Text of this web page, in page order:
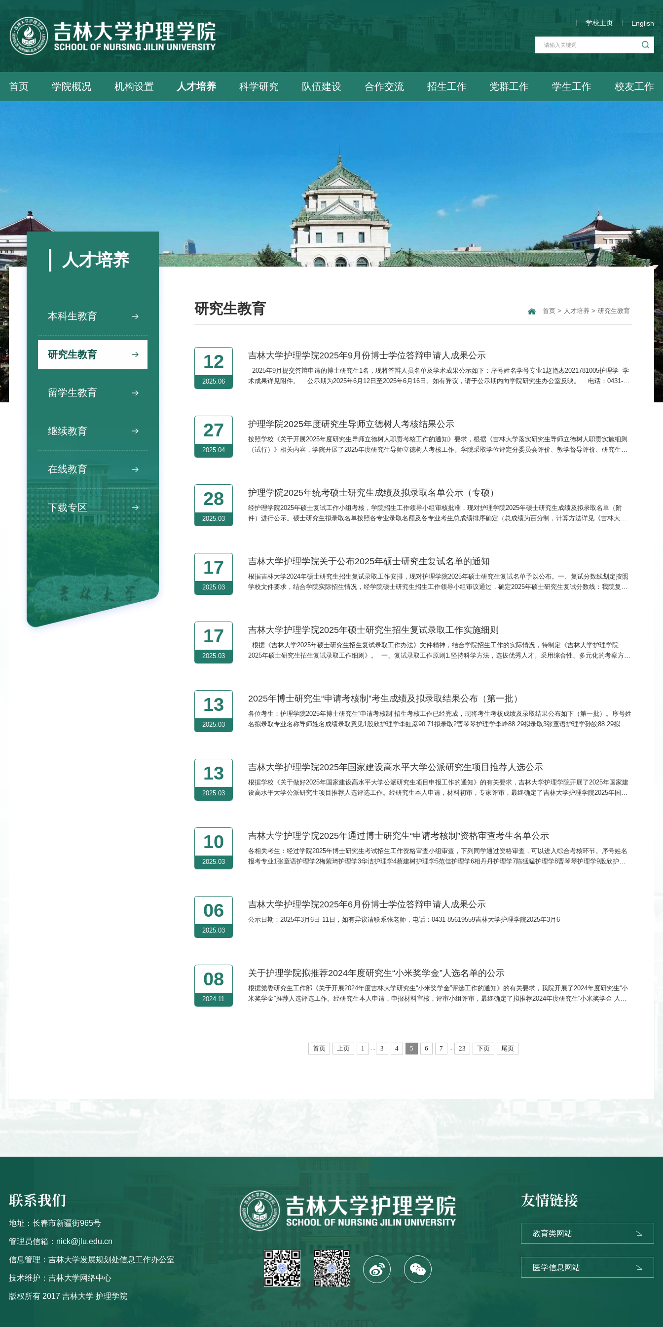
学校主页 English
首页 学院概况 机构设置 人才培养 科学研究 队伍建设 合作交流 招生工作 党群工作 学生工作 校友工作
人才培养
本科生教育
研究生教育
留学生教育
继续教育
在线教育
下载专区
研究生教育 首页 > 人才培养 > 研究生教育
12
2025.06
吉林大学护理学院2025年9月份博士学位答辩申请人成果公示
2025年9月提交答辩申请的博士研究生1名，现将答辩人员名单及学术成果公示如下：序号姓名学号专业1赵艳杰2021781005护理学 学
术成果详见附件。 公示期为2025年6月12日至2025年6月16日。如有异议，请于公示期内向学院研究生办公室反映。 电话：0431-
27
2025.04
护理学院2025年度研究生导师立德树人考核结果公示
按照学校《关于开展2025年度研究生导师立德树人职责考核工作的通知》要求，根据《吉林大学落实研究生导师立德树人职责实施细则
（试行）》相关内容，学院开展了2025年度研究生导师立德树人考核工作。学院采取学位评定分委员会评价、教学督导评价、研究生评
28
2025.03
护理学院2025年统考硕士研究生成绩及拟录取名单公示（专硕）
经护理学院2025年硕士复试工作小组考核，学院招生工作领导小组审核批准，现对护理学院2025年硕士研究生成绩及拟录取名单（附
件）进行公示。硕士研究生拟录取名单按照各专业录取名额及各专业考生总成绩排序确定（总成绩为百分制，计算方法详见《吉林大学
17
2025.03
吉林大学护理学院关于公布2025年硕士研究生复试名单的通知
根据吉林大学2024年硕士研究生招生复试录取工作安排，现对护理学院2025年硕士研究生复试名单予以公布。一、复试分数线划定按照
学校文件要求，结合学院实际招生情况，经学院硕士研究生招生工作领导小组审议通过，确定2025年硕士研究生复试分数线：我院复试
17
2025.03
吉林大学护理学院2025年硕士研究生招生复试录取工作实施细则
根据《吉林大学2025年硕士研究生招生复试录取工作办法》文件精神，结合学院招生工作的实际情况，特制定《吉林大学护理学院
2025年硕士研究生招生复试录取工作细则》。 一、复试录取工作原则1.坚持科学方法，选拔优秀人才。采用综合性、多元化的考察方式
13
2025.03
2025年博士研究生“申请考核制”考生成绩及拟录取结果公布（第一批）
各位考生：护理学院2025年博士研究生“申请考核制”招生考核工作已经完成，现将考生考核成绩及录取结果公布如下（第一批）。序号姓
名拟录取专业名称导师姓名成绩录取意见1殷欣护理学李虹彦90.71拟录取2曹琴琴护理学李峰88.29拟录取3张童语护理学孙皎88.29拟录
13
2025.03
吉林大学护理学院2025年国家建设高水平大学公派研究生项目推荐人选公示
根据学校《关于做好2025年国家建设高水平大学公派研究生项目申报工作的通知》的有关要求，吉林大学护理学院开展了2025年国家建
设高水平大学公派研究生项目推荐人选评选工作。经研究生本人申请，材料初审，专家评审，最终确定了吉林大学护理学院2025年国家
10
2025.03
吉林大学护理学院2025年通过博士研究生“申请考核制”资格审查考生名单公示
各相关考生：经过学院2025年博士研究生考试招生工作资格审查小组审查，下列同学通过资格审查，可以进入综合考核环节。序号姓名
报考专业1张童语护理学2梅紫琦护理学3华洁护理学4蔡建树护理学5范佳护理学6相丹丹护理学7陈猛猛护理学8曹琴琴护理学9殷欣护理
06
2025.03
吉林大学护理学院2025年6月份博士学位答辩申请人成果公示
公示日期：2025年3月6日-11日，如有异议请联系张老师，电话：0431-85619559吉林大学护理学院2025年3月6
08
2024.11
关于护理学院拟推荐2024年度研究生“小米奖学金”人选名单的公示
根据党委研究生工作部《关于开展2024年度吉林大学研究生“小米奖学金”评选工作的通知》的有关要求，我院开展了2024年度研究生“小
米奖学金”推荐人选评选工作。经研究生本人申请，申报材料审核，评审小组评审，最终确定了拟推荐2024年度研究生“小米奖学金”人选
首页 上页 1 ... 3 4 5 6 7 ... 23 下页 尾页
联系我们
地址：长春市新疆街965号
管理员信箱：nick@jlu.edu.cn
信息管理：吉林大学发展规划处信息工作办公室
技术维护：吉林大学网络中心
版权所有 2017 吉林大学 护理学院
友情链接
教育类网站
医学信息网站